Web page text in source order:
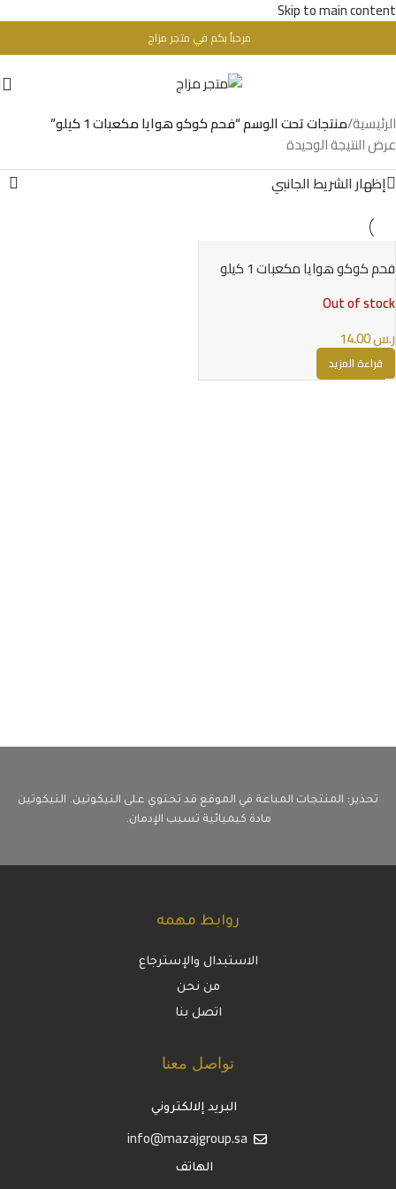
Skip to main content
تحذير : للبالغين فقط + 18 عام - WARINIG : Not For Sale For Minors
مرحباُ بكم في متجر مزاج
الرئيسية/منتجات تحت الوسم “فحم كوكو هوايا مكعبات 1 كيلو”
عرض النتيجة الوحيدة
إظهار الشريط الجانبي
فحم كوكو هوايا مكعبات 1 كيلو
Out of stock
ر.س
قراءة المزيد
تحذير: المنتجات المباعة في الموقع قد تحتوي على النيكوتين. النيكوتين
مادة كيميائية تسبب الإدمان.
روابط مهمه
الاستبدال والإسترجاع
من نحن
اتصل بنا
تواصل معنا
البريد إلالكتروني
info@mazajgroup.sa
الهاتف